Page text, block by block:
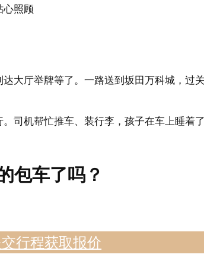
心照顾
达大厅举牌等了。一路送到坂田万科城，
。司机帮忙推车、装行李，孩子在车上睡
包车了吗？
行程获取报价